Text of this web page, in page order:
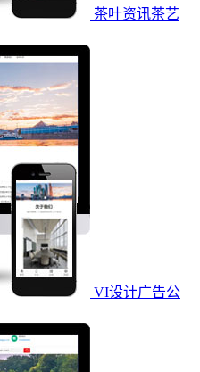
茶叶资讯茶艺
VI设计广告公